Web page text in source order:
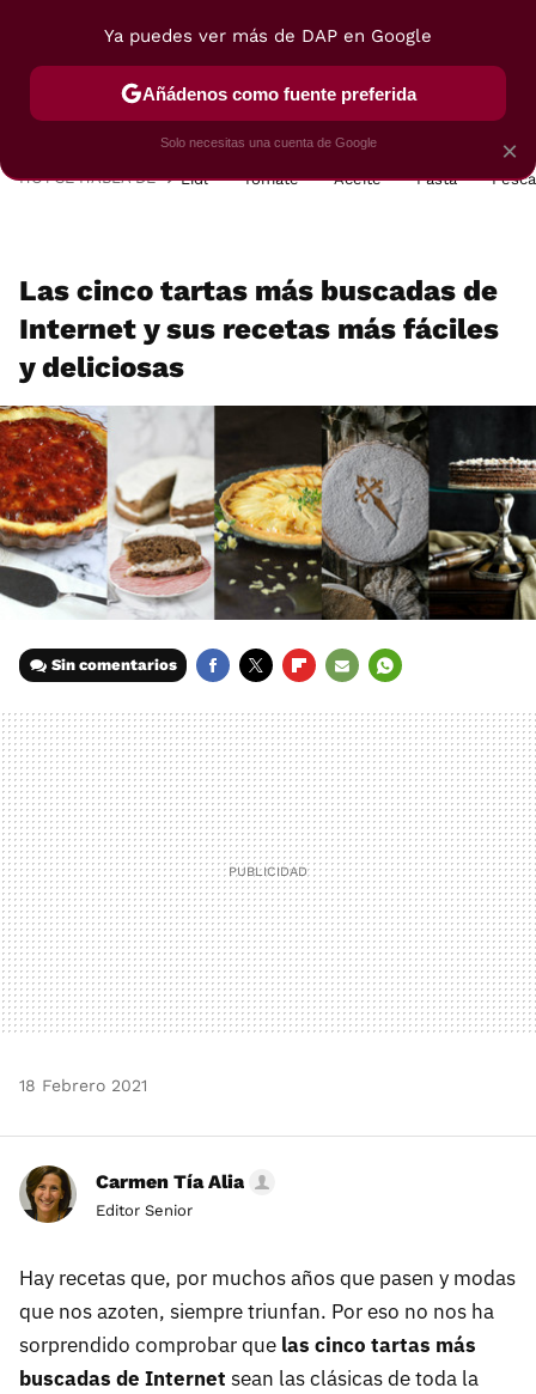
POSTRES VIAJES SELECCIÓN VEGUI
HOY SE HABLA DE Lidl Tomate Aceite Pasta
Las cinco tartas más buscadas de
Internet y sus recetas más fáciles
y deliciosas
Sin comentarios
MAIL
18 Febrero 2021
Carmen Tía Alia
Editor Senior
Hay recetas que, por muchos años que pasen y modas
que nos azoten, siempre triunfan. Por eso no nos ha
sorprendido comprobar que las cinco tartas más
buscadas de Internet sean las clásicas de toda la
×
Ya puedes ver más de DAP en Google
Añádenos como fuente preferida
Solo necesitas una cuenta de Google